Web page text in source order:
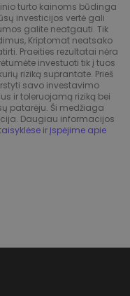
turto kainoms būdinga
investicijos vertė gali
galite neatgauti. Tik
Kriptomat neatsako
Praeities rezultatai nėra
investuoti tik į tuos
riziką suprantate. Prieš
savo investavimo
ir toleruojamą riziką bei
patarėju. Ši medžiaga
Daugiau informacijos
ir Įspėjime apie